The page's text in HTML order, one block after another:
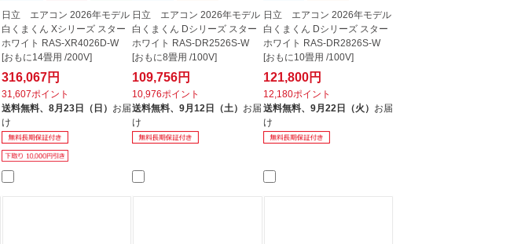
日立 エアコン 2026年モデル
白くまくん Xシリーズ スター
ホワイト RAS-XR4026D-W
[おもに14畳用 /200V]
316,067円
31,607ポイント
送料無料、 8月23日（日） お届
け
日立 エアコン 2026年モデル
白くまくん Dシリーズ スター
ホワイト RAS-DR2526S-W
[おもに8畳用 /100V]
109,756円
10,976ポイント
送料無料、9月12日（土） お届
け
日立 エアコン 2026年モデル
白くまくん Dシリーズ スター
ホワイト RAS-DR2826S-W
[おもに10畳用 /100V]
121,800円
12,180ポイント
送料無料、 9月22日（火） お届
け